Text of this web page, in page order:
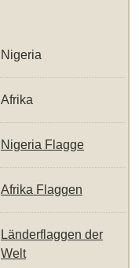
Nigeria
Afrika
Nigeria Flagge
Afrika Flaggen
Länderflaggen der
Welt